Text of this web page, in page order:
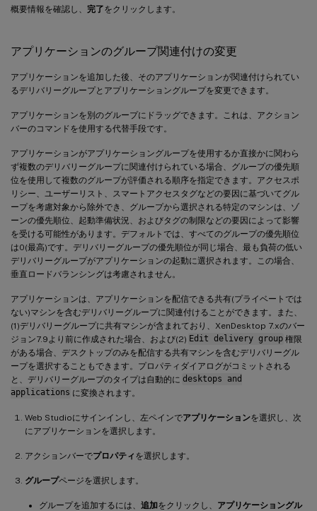
概要情報を確認し、 完了をクリックします。
アプリケーションのグループ関連付けの変更
アプリケーションを追加した後、そのアプリケーションが関連付けられてい
るデリバリーグループとアプリケーショングループを変更できます。
アプリケーションを別のグループにドラッグできます。これは、アクション
バーのコマンドを使用する代替手段です。
アプリケーションがアプリケーショングループを使用するか直接かに関わら
ず複数のデリバリーグループに関連付けられている場合、グループの優先順
位を使用して複数のグループが評価される順序を指定できます。アクセスポ
リシー、ユーザーリスト、スマートアクセスタグなどの要因に基づいてグル
ープを考慮対象から除外でき、グループから選択される特定のマシンは、ゾ
ーンの優先順位、起動準備状況、およびタグの制限などの要因によって影響
を受ける可能性があります。デフォルトでは、すべてのグループの優先順位
は0(最高)です。デリバリーグループの優先順位が同じ場合、最も負荷の低い
デリバリーグループがアプリケーションの起動に選択されます。この場合、
垂直ロードバランシングは考慮されません。
アプリケーションは、アプリケーションを配信できる共有(プライベートでは
ない)マシンを含むデリバリーグループに関連付けることができます。また、
(1)デリバリーグループに共有マシンが含まれており、XenDesktop 7.xのバー
ジョン7.9より前に作成された場合、および(2) Edit delivery group 権限
がある場合、デスクトップのみを配信する共有マシンを含むデリバリーグル
ープを選択することもできます。プロパティダイアログがコミットされる
と、デリバリーグループのタイプは自動的に desktops and
applications に変換されます。
Web Studioにサインインし、左ペインでアプリケーションを選択し、次
にアプリケーションを選択します。
アクションバーでプロパティ を選択します。
グループページを選択します。
グループを追加するには、 追加をクリックし、 アプリケーショングル